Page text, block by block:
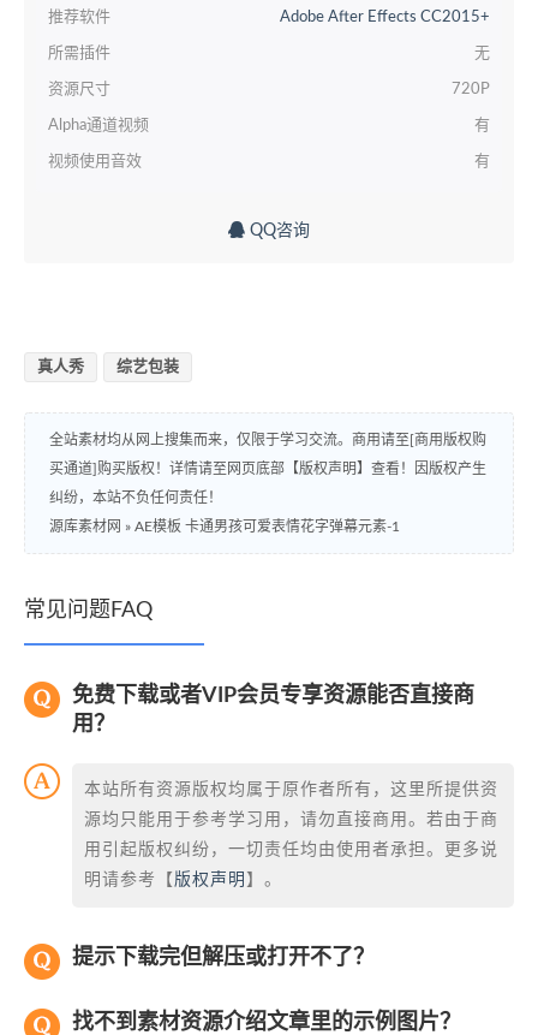
推荐软件 Adobe After Effects CC2015+
所需插件 无
资源尺寸 720P
Alpha通道视频 有
视频使用音效 有
QQ咨询
真人秀 综艺包装
全站素材均从网上搜集而来，仅限于学习交流。商用请至[商用版权购
买通道]购买版权！详情请至网页底部【版权声明】查看！因版权产生
纠纷，本站不负任何责任！
源库素材网 » AE模板 卡通男孩可爱表情花字弹幕元素-1
常见问题FAQ
免费下载或者VIP会员专享资源能否直接商
用？
本站所有资源版权均属于原作者所有，这里所提供资
源均只能用于参考学习用，请勿直接商用。若由于商
用引起版权纠纷，一切责任均由使用者承担。更多说
明请参考【 版权声明 】。
提示下载完但解压或打开不了？
找不到素材资源介绍文章里的示例图片？